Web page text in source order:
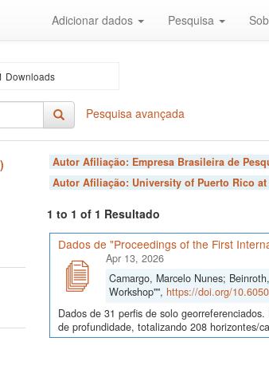
Adicionar dados Pesquisa
Downloads
Pesquisa avançada
Autor Afiliação: Empresa Brasileira de
Autor Afiliação: University of Puerto Rico at
1 to 1 of 1 Resultado
Dados de "Proceedings of the First
Apr 13, 2026
Camargo, Marcelo Nunes;
Workshop"", https://doi.org/
Dados de 31 perfis de solo
de profundidade, totalizando 208 horizontes/